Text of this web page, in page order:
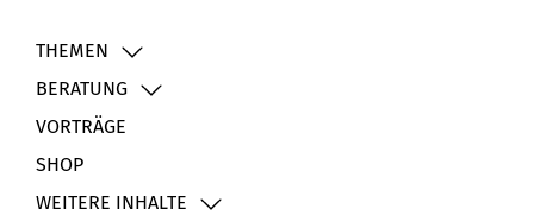
THEMEN
BERATUNG
VORTRÄGE
SHOP
WEITERE INHALTE